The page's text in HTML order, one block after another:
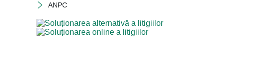
ANPC